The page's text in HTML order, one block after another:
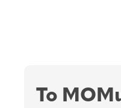
To